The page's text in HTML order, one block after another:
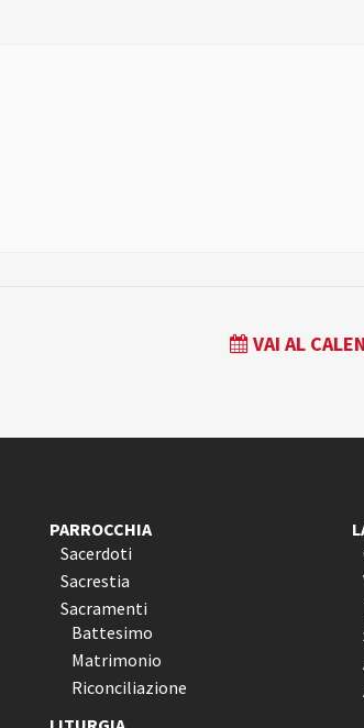
VAI AL
PARROCCHIA
Sacerdoti
Sacrestia
Sacramenti
Battesimo
Matrimonio
Riconciliazione